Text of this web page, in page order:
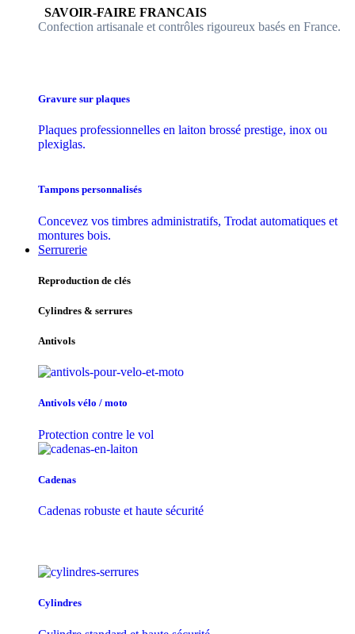
​SAVOIR-FAIRE FRANCAIS
Confection artisanale et contrôles ​rigoureux basés en France.
Gravure sur plaques
Plaques professionnelles en laiton brossé prestige, inox ou
plexiglas.
Tampons personnalisés
Concevez vos timbres administratifs, Trodat automatiques et
montures bois.
Serrurerie
Reproduction de clés
Cylindres & serrures
Antivols
Antivols vélo / moto
Protection contre le vol
Cadenas
Cadenas robuste et haute sécurité
Cylindres